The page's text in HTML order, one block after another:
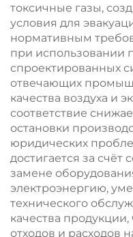
токсичные газы,
условия для
нормативным
при использовании
спроектированных
отвечающих
качества воздуха и
соответствие
остановки
юридических
достигается за
замене
электроэнергию,
технического
качества
отходов и расходов